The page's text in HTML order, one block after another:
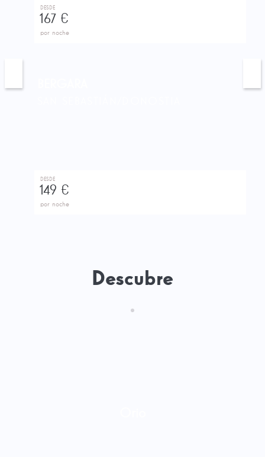
DESDE
167 €
por noche
DESDE
149 €
por noche
Descubre